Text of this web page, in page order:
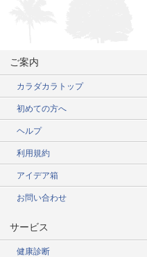
ご案内
カラダカラトップ
初めての方へ
ヘルプ
利用規約
アイデア箱
お問い合わせ
サービス
健康診断